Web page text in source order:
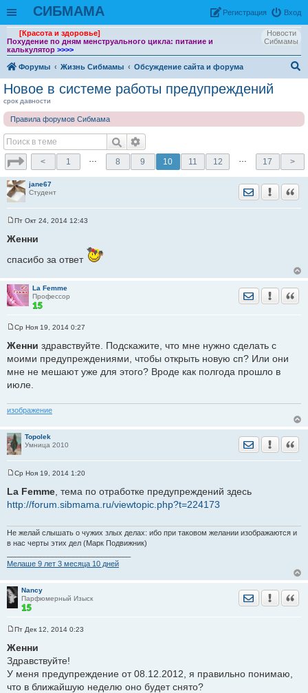
СИБМАМА Вход
Рeгиcтpaция
Новости
Сибмамы
[Красота и здоровье]
Похудение по дням менструального цикла: питание и
калькулятор >>>>
Форумы Жизнь Сибмамы
Обсуждение сайта и форума
Новое в системе работы предупреждений
срок давности
Правила форумов Сибмама
< 1 … 8 9 10 11 12 … 17 >
jane67
Студент
Отправить
о
о
щ
и
е
Пт Окт 24, 2014 12:43
Женни
спасибо за ответ
La Femme
Профессор
Отправить
о
о
б
е
н
Ср Ноя 19, 2014 0:27
Женни здравствуйте. Подскажите, что мне нужно сделать с
моими предупреждениями, чтобы открыть новую сп? Или они
мне не мешают уже для этого? Вроде как полгода прошло в
июле.
изображение
Topolek
Умница 2010
Отправить
о
б
щ
н
и
е
Ср Ноя 19, 2014 1:20
La Femme , тема по отработке предупреждений здесь
http://forum.sibmama.ru/viewtopic.php?t=224173
Не желай слышать о чужих злых делах: ибо при таковом желании изображаются и
в нас черты этих дел (Марк Подвижник)
Мелаше 9 лет 3 месяца 10 дней
Nancy
Парфюмерный Изыск
Отправить
о
о
б
щ
е
н
Пт Дек 12, 2014 0:23
Женни
Здравствуйте!
У меня предупреждение от 08.12.2012, я правильно понимаю,
что в ближайшую неделю оно будет снято?